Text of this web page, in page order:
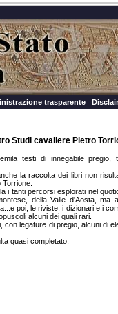
trasparente
Studi cavaliere Pietro
testi di innegabile
la raccolta dei libri non
i tanti percorsi esplorati nel
della Valle d'Aosta,
poi, le riviste, i dizionari e i
alcuni dei quali rari.
con legature di pregio, alcuni di
quasi completato.